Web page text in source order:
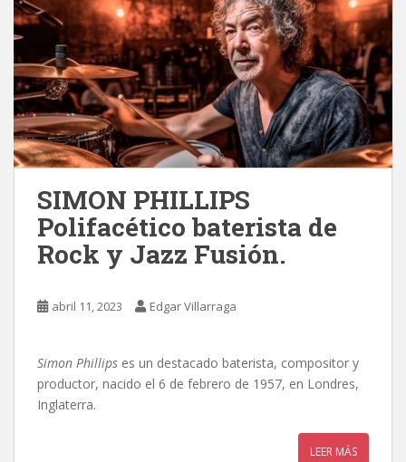
SIMON PHILLIPS
Polifacético baterista de
Rock y Jazz Fusión.
abril 11, 2023 Edgar Villarraga
Simon Phillips es un destacado baterista, compositor y
productor, nacido el 6 de febrero de 1957, en Londres,
Inglaterra.
LEER MÁS